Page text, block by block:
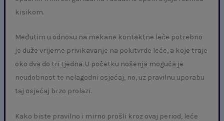
kisikom.
Međutim u odnosu na mekane kontaktne leće potrebno
je duže vrijeme privikavanje na polutvrde leće, a koje traje
oko dva do tri tjedna. U početku nošenja moguća je
neudobnost te nelagodni osjećaj, no, uz pravilnu uporabu
taj osjećaj brzo prolazi.
Kako biste pravilno i mirno prošli kroz ovaj period, leće